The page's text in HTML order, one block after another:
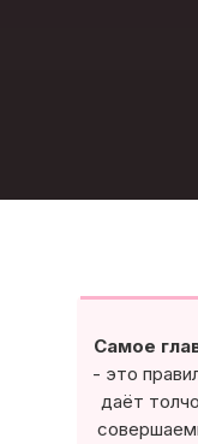
Самое
- это
даёт